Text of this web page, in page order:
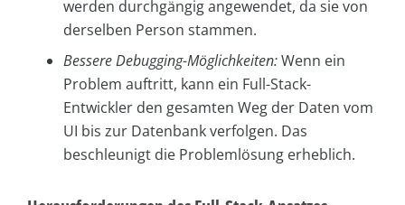
werden durchgängig angewendet, da sie von
derselben Person stammen.
Bessere Debugging-Möglichkeiten:Wenn ein
Problem auftritt, kann ein Full-Stack-
Entwickler den gesamten Weg der Daten vom
UI bis zur Datenbank verfolgen. Das
beschleunigt die Problemlösung erheblich.